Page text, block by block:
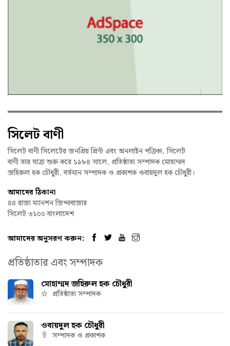
সিলেট বাণী
সিলেট বাণী সিলেটের জনপ্রিয় প্রিন্ট এবং অনলাইন পত্রিকা, সিলেট
বাণী তার যাত্রা শুরু করে ১৯৮৪ সালে, প্রতিষ্ঠাতা সম্পাদক মোহাম্মদ
জহিরুল হক চৌধুরী, বর্তমান সম্পাদক ও প্রকাশক ওবায়দুল হক চৌধুরী।
আমাদের ঠিকানা
৪৪ রাজা ম্যানশন জিন্দাবাজার
সিলেট ৩১০০ বাংলাদেশ
আমাদের অনুসরণ করুন:
প্রতিষ্ঠাতার এবং সম্পাদক
মোহাম্মদ জহিরুল হক চৌধুরী
প্রতিষ্ঠাতা সম্পাদক
ওবায়দুল হক চৌধুরী
সম্পাদক ও প্রকাশক